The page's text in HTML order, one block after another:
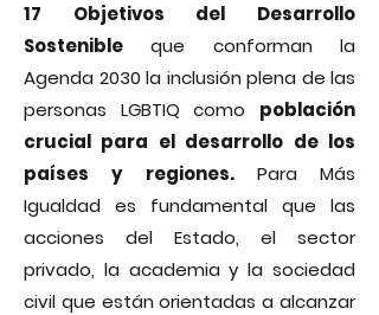
17 Objetivos del Desarrollo
Sostenible que conforman la
Agenda 2030 la inclusión plena de las
personas LGBTIQ como población
crucial para el desarrollo de los
países
y regiones.Para Más
Igualdad es fundamental que las
acciones del Estado, el sector
privado, la academia y la sociedad
civil que están orientadas a alcanzar